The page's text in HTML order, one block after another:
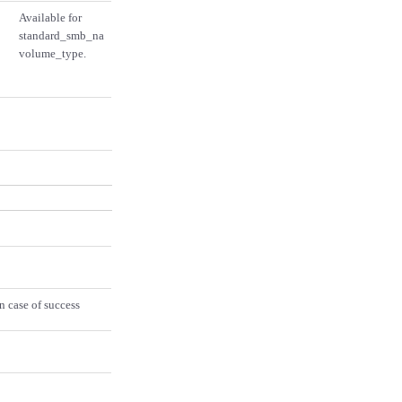
Available for
standard_smb_na
volume_type.
case of success